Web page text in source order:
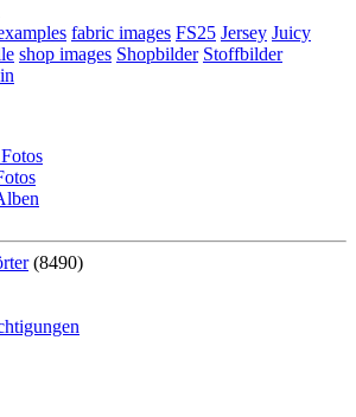
fabric images FS25 Jersey Juicy
shop images Shopbilder Stoffbilder
(8490)